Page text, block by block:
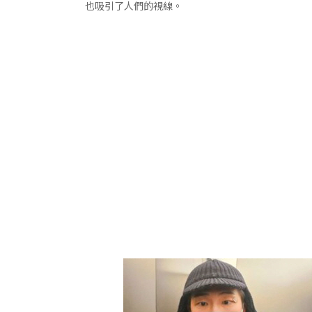
也吸引了人們的視線。